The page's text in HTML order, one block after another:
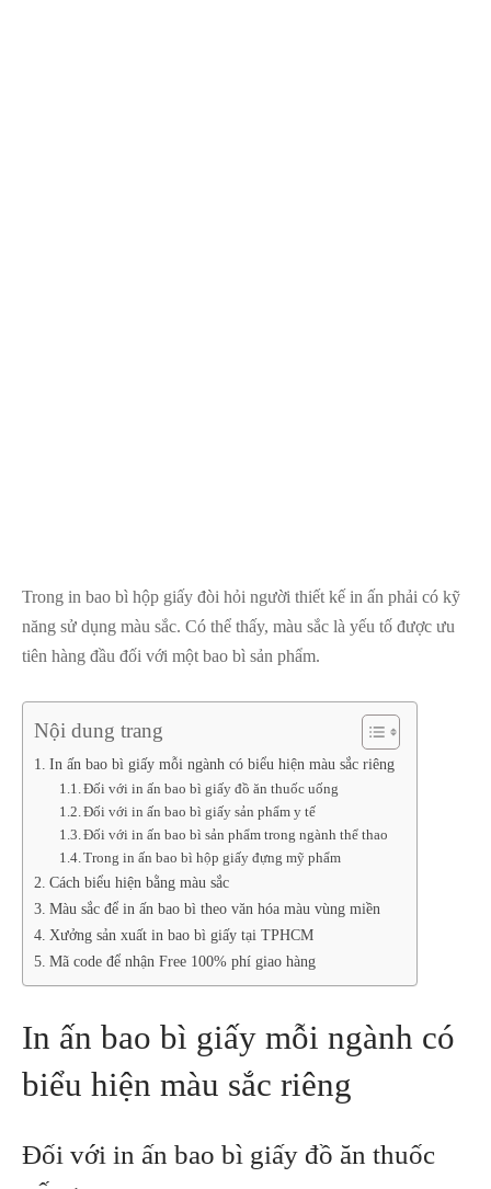
Trong in bao bì hộp giấy đòi hỏi người thiết kế in ấn phải có kỹ
năng sử dụng màu sắc. Có thể thấy, màu sắc là yếu tố được ưu
tiên hàng đầu đối với một bao bì sản phẩm.
Nội dung trang
In ấn bao bì giấy mỗi ngành có biểu hiện màu sắc riêng
Đối với in ấn bao bì giấy đồ ăn thuốc uống
Đối với in ấn bao bì giấy sản phẩm y tế
Đối với in ấn bao bì sản phẩm trong ngành thể thao
Trong in ấn bao bì hộp giấy đựng mỹ phẩm
Cách biểu hiện bằng màu sắc
Màu sắc để in ấn bao bì theo văn hóa màu vùng miền
Xưởng sản xuất in bao bì giấy tại TPHCM
Mã code để nhận Free 100% phí giao hàng
In ấn bao bì giấy mỗi ngành có
biểu hiện màu sắc riêng
Đối với in ấn bao bì giấy đồ ăn thuốc